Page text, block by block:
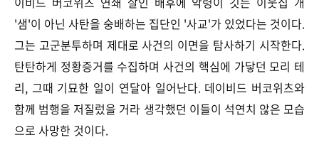
'샘'이 아닌 사탄을 숭배하는 집단인 '사교'가 있었다는 것이다.
그는 고군분투하며 제대로 사건의 이면을 탐사하기 시작한다.
탄탄하게 정황증거를 수집하며 사건의 핵심에 가닿던 모리 테
리, 그때 기묘한 일이 연달아 일어난다. 데이비드 버코위츠와
함께 범행을 저질렀을 거라 생각했던 이들이 석연치 않은 모습
으로 사망한 것이다.